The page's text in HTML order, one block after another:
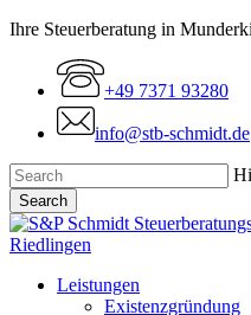
Skip
content
Ihre Steuerberatung in
+49 7371 93280
info@stb-schmidt.de
Search
Close
Search
Menu
Leistungen
Existenzgründung